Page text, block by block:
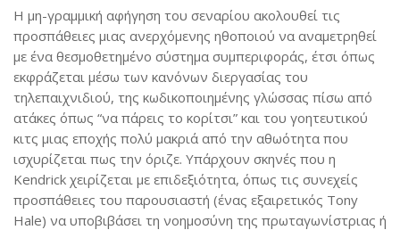
Η μη-γραμμική αφήγηση του σεναρίου ακολουθεί τις
προσπάθειες μιας ανερχόμενης ηθοποιού να αναμετρηθεί
με ένα θεσμοθετημένο σύστημα συμπεριφοράς, έτσι όπως
εκφράζεται μέσω των κανόνων διεργασίας του
τηλεπαιχνιδιού, της κωδικοποιημένης γλώσσας πίσω από
ατάκες όπως “να πάρεις το κορίτσι” και του γοητευτικού
κιτς μιας εποχής πολύ μακριά από την αθωότητα που
ισχυρίζεται πως την όριζε. Υπάρχουν σκηνές που η
Kendrick χειρίζεται με επιδεξιότητα, όπως τις συνεχείς
προσπάθειες του παρουσιαστή (ένας εξαιρετικός Tony
Hale) να υποβιβάσει τη νοημοσύνη της πρωταγωνίστριας ή